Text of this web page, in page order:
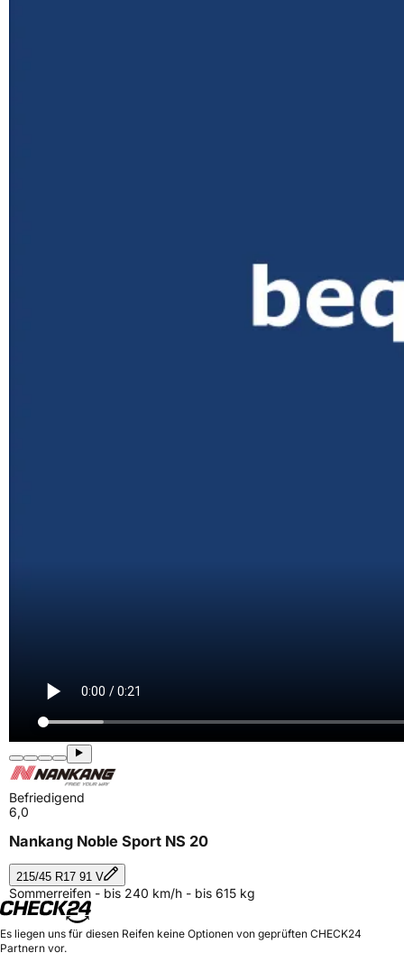
Befriedigend
6,0
Nankang Noble Sport NS 20
215/45 R17 91 V
Sommerreifen - bis 240 km/h - bis 615 kg
Es liegen uns für diesen Reifen keine Optionen von geprüften CHECK24
Partnern vor.